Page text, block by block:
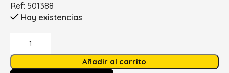
Ref: 501388
Hay existencias
Añadir al carrito